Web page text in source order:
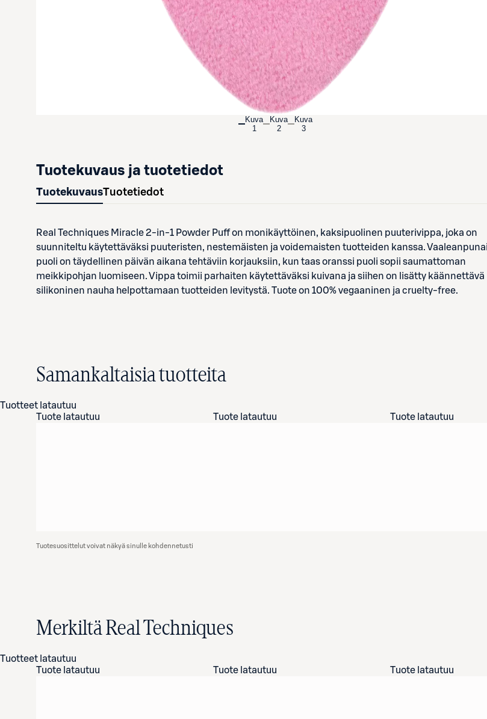
Kuva
1
Kuva
2
Kuva
3
Tuotekuvaus ja tuotetiedot
TuotekuvausTuotetiedot
Real Techniques Miracle 2-in-1 Powder Puff on monikäyttöinen, kaksipuolinen puuterivippa, joka on
suunniteltu käytettäväksi puuteristen, nestemäisten ja voidemaisten tuotteiden kanssa.
puoli on täydellinen päivän aikana tehtäviin korjauksiin, kun taas oranssi puoli sopii saumattoman
meikkipohjan luomiseen. Vippa toimii parhaiten käytettäväksi kuivana ja siihen on lisätty käännettävä
silikoninen nauha helpottamaan tuotteiden levitystä. Tuote on 100% vegaaninen ja cruelty-free.
Samankaltaisia tuotteita
Tuotteet latautuu
Tuote latautuu
Tuote latautuu Tuote latautuu
Tuotesuosittelut voivat näkyä sinulle kohdennetusti
Merkiltä Real Techniques
Tuotteet latautuu
Tuote latautuu
Tuote latautuu Tuote latautuu